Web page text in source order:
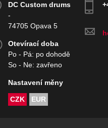
DC Custom drums
-
74705 Opava 5
Otevírací doba
Po - Pá: po dohodě
So - Ne: zavřeno
Nastavení měny
CZK EUR